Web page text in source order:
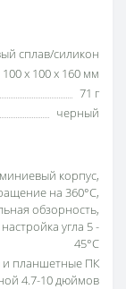
сплав/силикон
100 х 100 х 160 мм
71 г
черный
корпус,
на 360°C,
обзорность,
угла 5 -
45°C
планшетные ПК
4.7-10 дюймов